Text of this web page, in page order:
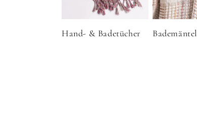
:
Hand- & Badetücher Bademäntel